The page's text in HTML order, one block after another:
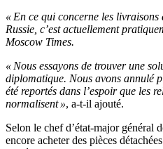
« En ce qui concerne les
Russie, c’est actuellement
Moscow Times.
« Nous essayons de trouver une
diplomatique. Nous avons annulé
été reportés dans l’espoir que les
normalisent », a-t-il ajouté.
Selon le chef d’état-major général
encore acheter des pièces